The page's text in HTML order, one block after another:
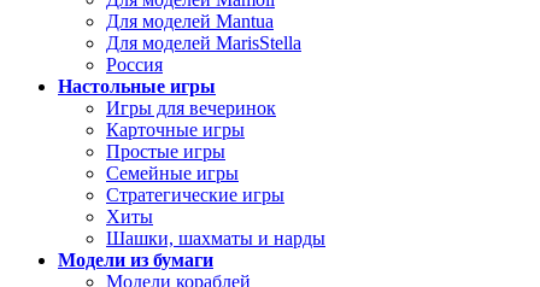
Для моделей Mantua
Для моделей MarisStella
Россия
Настольные игры
Игры для вечеринок
Карточные игры
Простые игры
Семейные игры
Стратегические игры
Хиты
Шашки, шахматы и нарды
Модели из бумаги
Модели кораблей